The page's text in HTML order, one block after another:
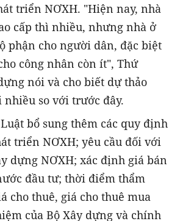
triển NƠXH. "Hiện nay, nhà
cấp thì nhiều, nhưng nhà ở
phận cho người dân, đặc biệt
công nhân còn ít", Thứ
nói và cho biết dự thảo
nhiều so với trước đây.
bổ sung thêm các quy định
triển NƠXH; yêu cầu đối với
dựng NƠXH; xác định giá bán
đầu tư; thời điểm thẩm
cho thuê, giá cho thuê mua
của Bộ Xây dựng và chính